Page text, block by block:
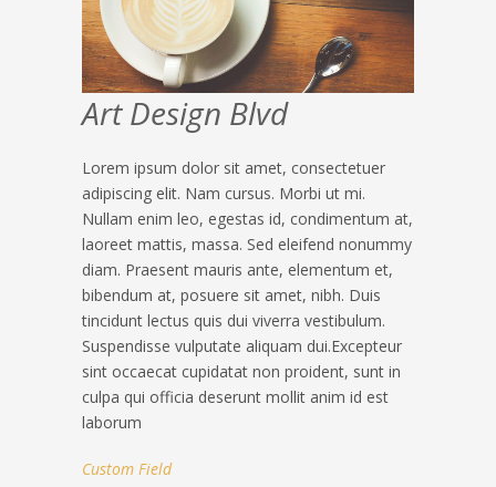
Art Design Blvd
Lorem ipsum dolor sit amet, consectetuer
adipiscing elit. Nam cursus. Morbi ut mi.
Nullam enim leo, egestas id, condimentum at,
laoreet mattis, massa. Sed eleifend nonummy
diam. Praesent mauris ante, elementum et,
bibendum at, posuere sit amet, nibh. Duis
tincidunt lectus quis dui viverra vestibulum.
Suspendisse vulputate aliquam dui.Excepteur
sint occaecat cupidatat non proident, sunt in
culpa qui officia deserunt mollit anim id est
laborum
Custom Field